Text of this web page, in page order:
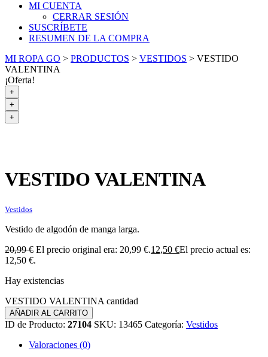
MI CUENTA
CERRAR SESIÓN
SUSCRÍBETE
RESUMEN DE LA COMPRA
MI ROPA GO > PRODUCTOS > VESTIDOS > VESTIDO
VALENTINA
¡Oferta!
+
+
+
VESTIDO VALENTINA
Vestidos
Vestido de algodón de manga larga.
20,99€ El precio original era: 20,99 €.12,50 €El precio actual es:
12,50 €.
Hay existencias
VESTIDO VALENTINA cantidad
AÑADIR AL CARRITO
ID de Producto: 27104 SKU: 13465 Categoría: Vestidos
Valoraciones (0)